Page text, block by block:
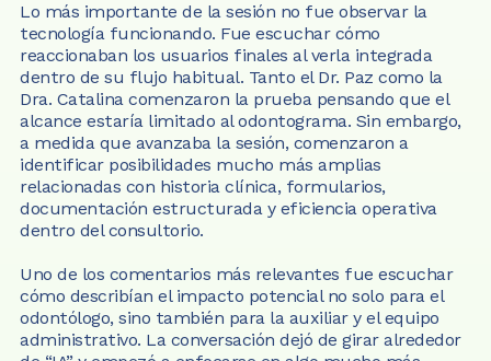
Lo más importante de la sesión no fue observar la
tecnología funcionando. Fue escuchar cómo
reaccionaban los usuarios finales al verla integrada
dentro de su flujo habitual. Tanto el Dr. Paz como la
Dra. Catalina comenzaron la prueba pensando que el
alcance estaría limitado al odontograma. Sin embargo,
a medida que avanzaba la sesión, comenzaron a
identificar posibilidades mucho más amplias
relacionadas con historia clínica, formularios,
documentación estructurada y eficiencia operativa
dentro del consultorio.
Uno de los comentarios más relevantes fue escuchar
cómo describían el impacto potencial no solo para el
odontólogo, sino también para la auxiliar y el equipo
administrativo. La conversación dejó de girar alrededor